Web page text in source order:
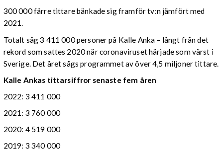
300 000 färre tittare bänkade sig framför tv:n jämfört med
2021.
Totalt såg 3 411 000 personer på Kalle Anka – långt från det
rekord som sattes 2020 när coronaviruset härjade som värst i
Sverige. Det året sågs programmet av över 4,5 miljoner tittare.
Kalle Ankas tittarsiffror senaste fem åren
2022: 3 411 000
2021: 3 760 000
2020: 4 519 000
2019: 3 340 000